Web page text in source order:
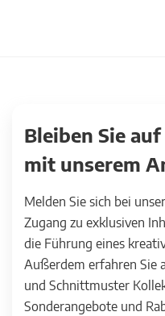
Bleiben Sie
mit unserem
Melden Sie sich bei
Zugang zu exklusiven
die Führung eines
Außerdem erfahren Sie
und Schnittmuster
Sonderangebote und